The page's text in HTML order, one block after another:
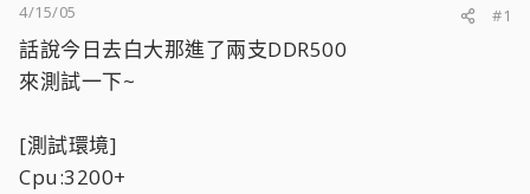
4/15/05
#1
話說今日去白大那進了兩支DDR500
來測試一下~
[測試環境]
Cpu:3200+